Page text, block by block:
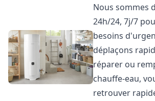
Nous sommes
24h/24, 7j/7
besoins
déplaçons
réparer ou
chauffe-eau,
retrouver